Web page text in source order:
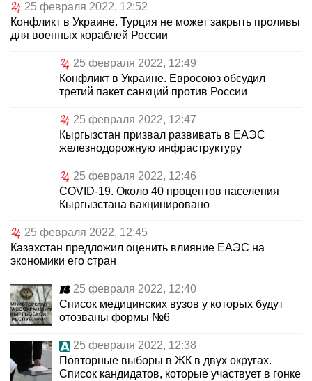
25 февраля 2022, 12:52
Конфликт в Украине. Турция не может закрыть проливы
для военных кораблей России
25 февраля 2022, 12:49
Конфликт в Украине. Евросоюз обсудил
третий пакет санкций против России
25 февраля 2022, 12:47
Кыргызстан призвал развивать в ЕАЭС
железнодорожную инфраструктуру
25 февраля 2022, 12:46
COVID-19. Около 40 процентов населения
Кыргызстана вакцинировано
25 февраля 2022, 12:45
Казахстан предложил оценить влияние ЕАЭС на
экономики его стран
25 февраля 2022, 12:40
Список медицинских вузов у которых будут
отозваны формы №6
25 февраля 2022, 12:38
Повторные выборы в ЖК в двух округах.
Список кандидатов, которые участвует в гонке